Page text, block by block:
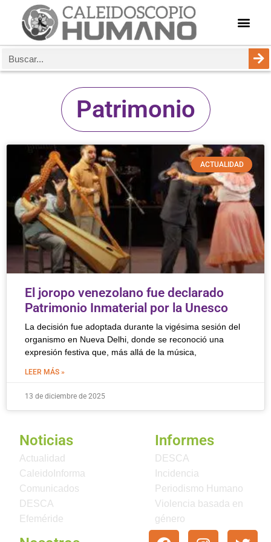
Patrimonio
ACTUALIDAD
El joropo venezolano fue declarado
Patrimonio Inmaterial por la Unesco
La decisión fue adoptada durante la vigésima sesión del
organismo en Nueva Delhi, donde se reconoció una
expresión festiva que, más allá de la música,
LEER MÁS »
13 de diciembre de 2025
Noticias
Actualidad
CaleidoInforma
Comunicados
DESCA
Efeméride
Informes
DESCA
Incidencia
Periodismo Humano
Violencia basada en
género